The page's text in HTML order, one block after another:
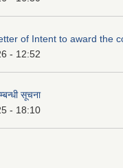
of Intent to award the
- 12:52
सूचना
- 18:10